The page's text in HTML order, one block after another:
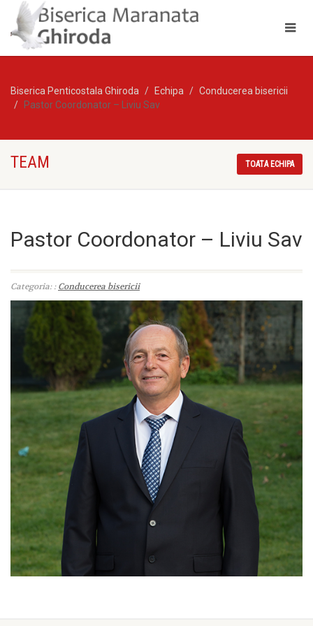
Biserica Penticostala Ghiroda Echipa
Conducerea bisericii
Pastor Coordonator – Liviu Sav
TEAM TOATA ECHIPA
Pastor Coordonator – Liviu Sav
Categoria: :Conducerea bisericii